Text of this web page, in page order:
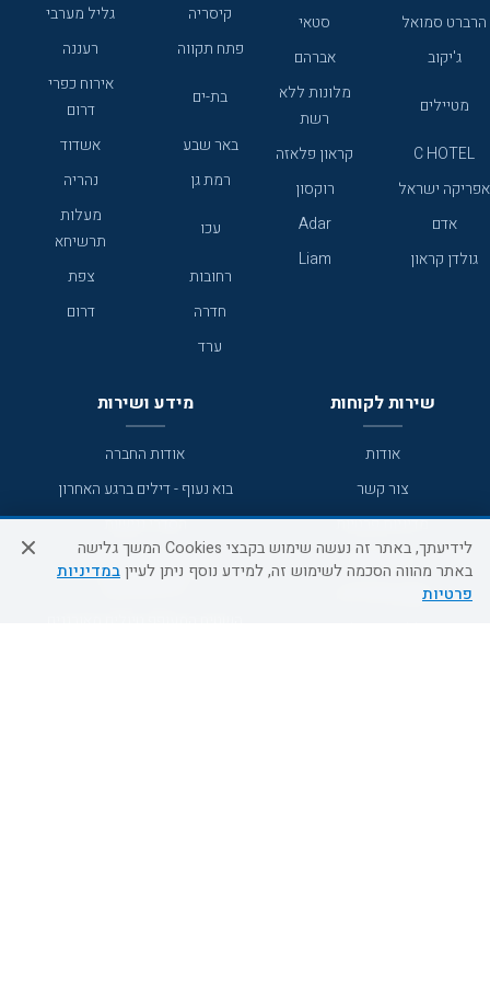
הרברט סמואל
סטאי
ג'יקוב
אברהם
מטיילים
מלונות ללא
רשת
C HOTEL
קראון פלאזה
אפריקה ישראל
רוקסון
אדם
Adar
גולדן קראון
Liam
קיסריה
גליל מערבי
פתח תקווה
רעננה
בת-ים
אירוח כפרי
דרום
באר שבע
אשדוד
רמת גן
נהריה
עכו
מעלות
תרשיחא
רחובות
צפת
חדרה
דרום
ערד
שירות לקוחות
אודות
צור קשר
מדיניות פרטיות
מידע לנוסע
תקנון ביטול וזיכוי
מידע ושירות
אודות החברה
בוא נעוף - דילים ברגע האחרון
הסדרי נגישות
השטיח המעופף הטבות
למילואימניקים
לידיעתך, באתר זה נעשה שימוש בקבצי Cookies המשך גלישה
באתר מהווה הסכמה לשימוש זה, למידע נוסף ניתן לעייןבמדיניות
פרטיות